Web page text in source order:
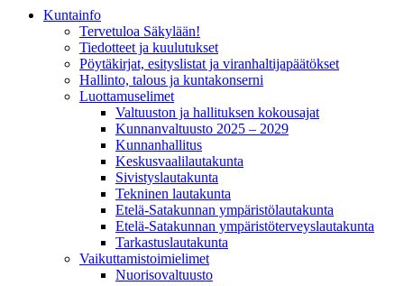
Kunta­info
Tervetuloa Säkylään!
Tiedotteet ja kuulutukset
Pöytäkirjat, esityslistat ja viranhaltijapäätökset
Hallinto, talous ja kuntakonserni
Luottamuselimet
Valtuuston ja hallituksen kokousajat
Kunnanvaltuusto 2025 – 2029
Kunnanhallitus
Keskusvaalilautakunta
Sivistyslautakunta
Tekninen lautakunta
Etelä-Satakunnan ympäristölautakunta
Etelä-Satakunnan ympäristöterveyslautakunta
Tarkastuslautakunta
Vaikuttamistoimielimet
Nuorisovaltuusto